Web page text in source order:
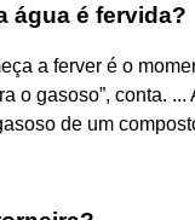
água é fervida?
a ferver é o
o gasoso”, conta.
de um